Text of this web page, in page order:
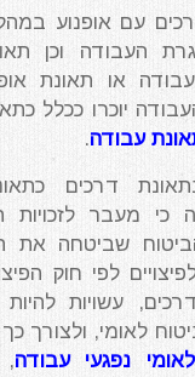
עם אופנוע
העבודה וכן
או תאונת
יוכרו ככלל
עבודה.
דרכים
כי מעבר לזכויות
שביטחה את
לפי חוק
עשויות
לאומי, ולצורך
נפגעי עבודה,